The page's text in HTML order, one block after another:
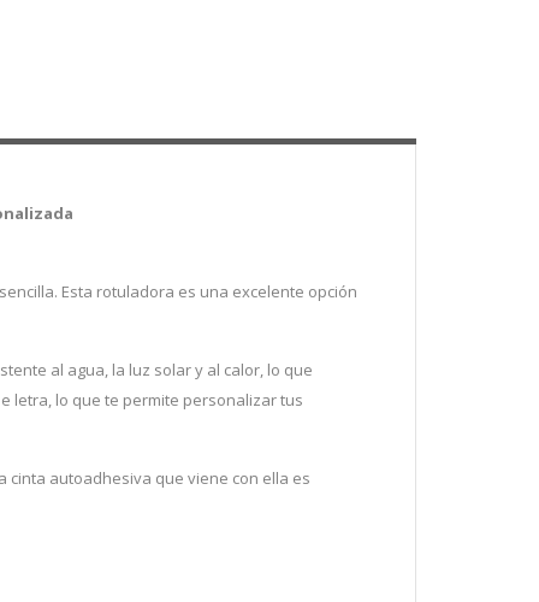
Esta rotuladora es una excelente opción
al agua, la luz solar y al calor, lo que
letra, lo que te permite personalizar tus
cinta autoadhesiva que viene con ella es